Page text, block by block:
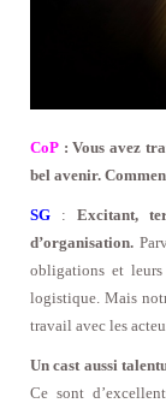
CoP : Vous avez
bel avenir.
SG : Excitant,
d’organisation.
obligations et leurs
logistique. Mais
travail avec les
Un cast aussi
Ce sont